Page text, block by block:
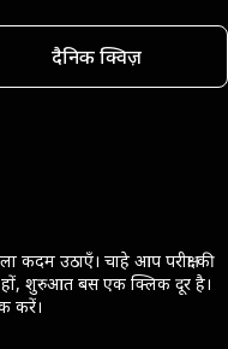
दैनिक क्विज़
कदम उठाएँ। चाहे आप परीक्षा की
हों, शुरुआत बस एक क्लिक दूर है।
करें।